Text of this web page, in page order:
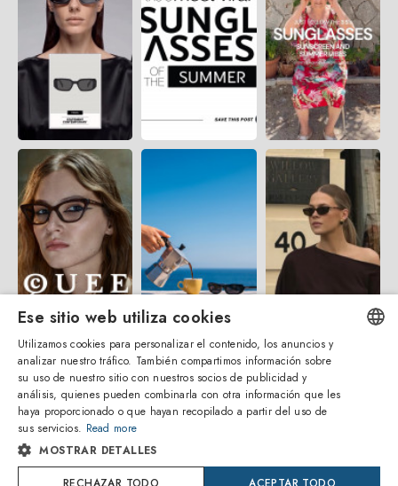
ENGLISH
ITALIAN
Ese sitio web utiliza cookies
Utilizamos cookies para personalizar el contenido, los anuncios y
analizar nuestro tráfico. También compartimos información sobre
su uso de nuestro sitio con nuestros socios de publicidad y
análisis, quienes pueden combinarla con otra información que les
haya proporcionado o que hayan recopilado a partir del uso de
sus servicios. Read more
MOSTRAR DETALLES